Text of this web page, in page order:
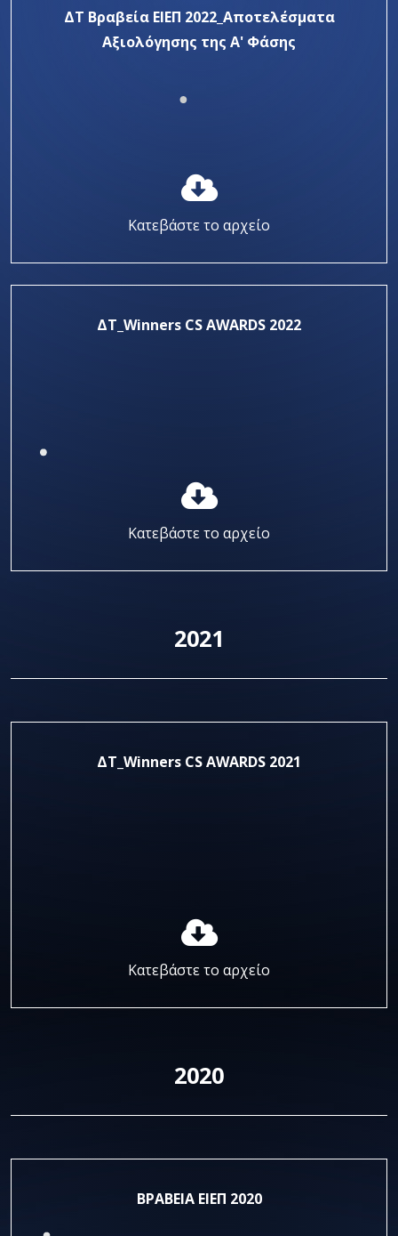
ΔΤ Βραβεία ΕΙΕΠ 2022_Αποτελέσματα
Αξιολόγησης της Α' Φάσης
Κατεβάστε το αρχείο
ΔΤ_Winners CS AWARDS 2022
Κατεβάστε το αρχείο
2021
ΔΤ_Winners CS AWARDS 2021
Κατεβάστε το αρχείο
2020
ΒΡΑΒΕΙΑ ΕΙΕΠ 2020